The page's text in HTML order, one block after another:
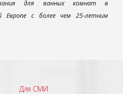
для ванных комнат в
Европе с более чем 25-летним
Для СМИ